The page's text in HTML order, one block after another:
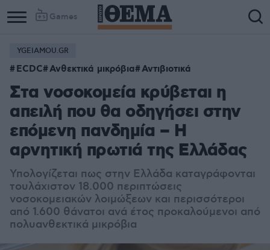
Games
Column
1
Column
2
YGEIAMOU.GR
ECDC Ανθεκτικά μικρόβια Αντιβιοτικά
Στα νοσοκομεία κρύβεται η
απειλή που θα οδηγήσει στην
επόμενη πανδημία – Η
αρνητική πρωτιά της Ελλάδας
Υπολογίζεται πως στην Ελλάδα καταγράφονται
τουλάχιστον 18.000 περιπτώσεις
νοσοκομειακών λοιμώξεων και περισσότεροι
από 1.600 θάνατοι ανά έτος προκαλούμενοι από
πολυανθεκτικά μικρόβια